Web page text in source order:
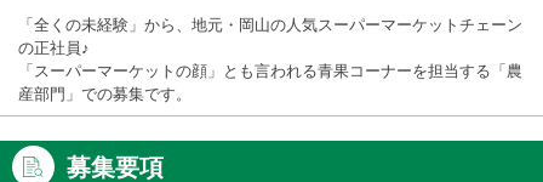
「全くの未経験」から、地元・岡山の人気スーパーマーケットチェーン
の正社員♪
「スーパーマーケットの顔」とも言われる青果コーナーを担当する「農
産部門」での募集です。
募集要項